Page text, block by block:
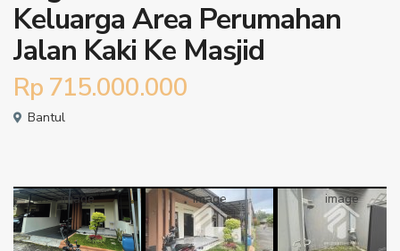
Keluarga Area Perumahan
Jalan Kaki Ke Masjid
Rp 715.000.000
Bantul